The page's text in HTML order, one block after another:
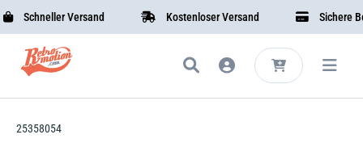
Schneller Versand Kostenloser Versand Sichere
25358054